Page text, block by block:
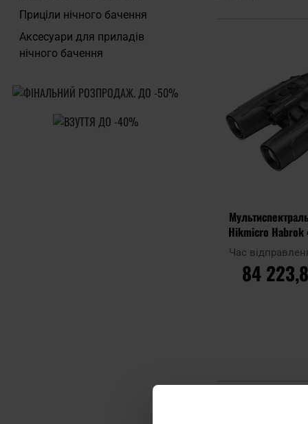
Приціли нічного бачення
Аксесуари для приладів
нічного бачення
Hikmicro Habrok
Час
84